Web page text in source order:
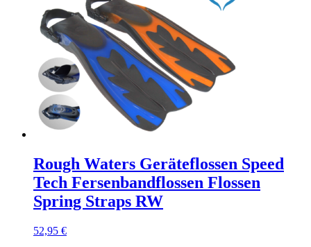
Rough Waters Geräteflossen Speed
Tech Fersenbandflossen Flossen
Spring Straps RW
52,95 €